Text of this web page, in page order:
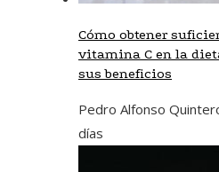
Cómo obtener
vitamina C en la
sus beneficios
Pedro Alfonso
días